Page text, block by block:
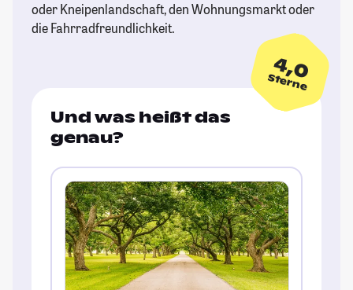
oder Kneipenlandschaft, den Wohnungsmarkt oder
die Fahrradfreundlichkeit.
4,0
Sterne
Und was heißt das
genau?